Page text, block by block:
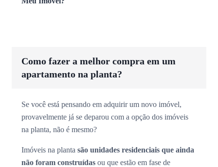
Como fazer a melhor compra em um
apartamento na planta?
Se você está pensando em adquirir um novo imóvel,
provavelmente já se deparou com a opção dos imóveis
na planta, não é mesmo?
Imóveis na planta são unidades residenciais que ainda
não foram construídas ou que estão em fase de